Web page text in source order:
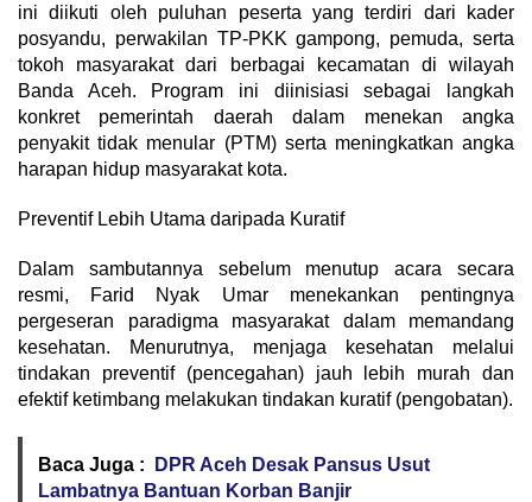
ini diikuti oleh puluhan peserta yang terdiri dari kader
posyandu, perwakilan TP-PKK gampong, pemuda, serta
tokoh masyarakat dari berbagai kecamatan di wilayah
Banda Aceh. Program ini diinisiasi sebagai langkah
konkret pemerintah daerah dalam menekan angka
penyakit tidak menular (PTM) serta meningkatkan angka
harapan hidup masyarakat kota.
Preventif Lebih Utama daripada Kuratif
Dalam sambutannya sebelum menutup acara secara
resmi, Farid Nyak Umar menekankan pentingnya
pergeseran paradigma masyarakat dalam memandang
kesehatan. Menurutnya, menjaga kesehatan melalui
tindakan preventif (pencegahan) jauh lebih murah dan
efektif ketimbang melakukan tindakan kuratif (pengobatan).
Baca Juga :
DPR Aceh Desak Pansus Usut
Lambatnya Bantuan Korban Banjir